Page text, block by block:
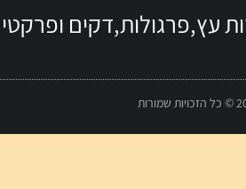
עץ,פרגולות,דקים
שמורות